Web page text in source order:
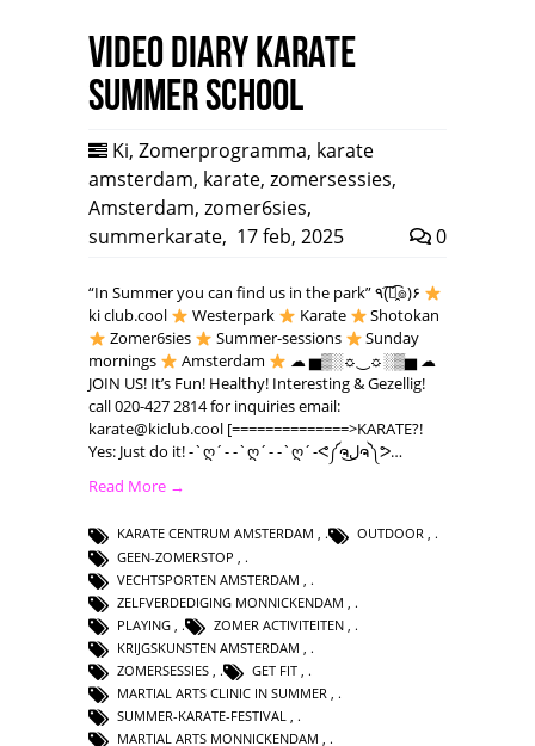
Video Diary Karate
Summer School
Ki, Zomerprogramma, karate
amsterdam, karate, zomersessies,
Amsterdam, zomer6sies,
summerkarate, 17 feb, 2025 0
“In Summer you can find us in the park” ٩(͡๏̯͡๏)۶
ki club.cool
Westerpark Karate
Shotokan
Zomer6sies
Summer-sessions
Sunday
mornings
Amsterdam
☁ ▅▒░☼‿☼░▒▅ ☁
JOIN US! It’s Fun! Healthy! Interesting & Gezellig!
call 020-427 2814 for inquiries email:
karate@kiclub.cool [==============>KARATE?!
Yes: Just do it! -`ღ´- -`ღ´- -`ღ´-ᕙ༼ຈل͜ຈ༽ᕗ…
Read More →
KARATE CENTRUM AMSTERDAM , OUTDOOR ,
GEEN-ZOMERSTOP
VECHTSPORTEN AMSTERDAM
ZELFVERDEDIGING MONNICKENDAM
PLAYING
ZOMER ACTIVITEITEN
KRIJGSKUNSTEN AMSTERDAM
ZOMERSESSIES
GET FIT
MARTIAL ARTS CLINIC IN SUMMER
SUMMER-KARATE-FESTIVAL
MARTIAL ARTS MONNICKENDAM ,